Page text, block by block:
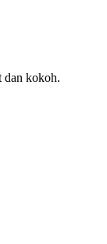
dan kokoh.